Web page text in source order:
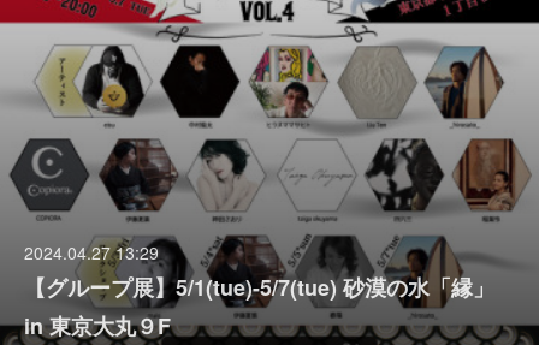
2024.04.27 13:29
【グループ展】5/1(tue)-5/7(tue) 砂漠の水「縁」
in 東京大丸９F